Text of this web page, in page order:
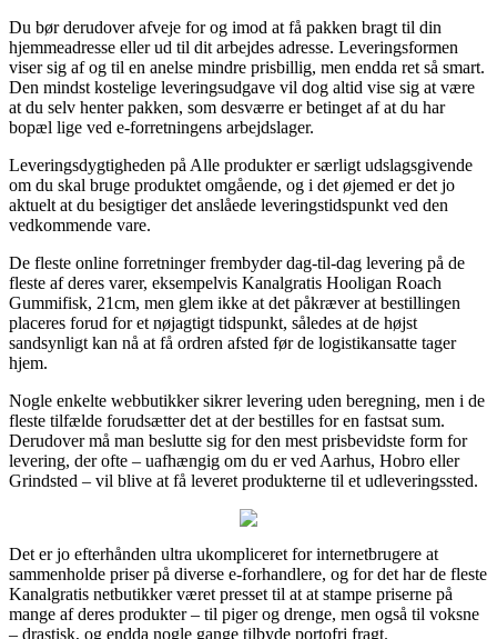
Du bør derudover afveje for og imod at få pakken bragt til din
hjemmeadresse eller ud til dit arbejdes adresse. Leveringsformen
viser sig af og til en anelse mindre prisbillig, men endda ret så smart.
Den mindst kostelige leveringsudgave vil dog altid vise sig at være
at du selv henter pakken, som desværre er betinget af at du har
bopæl lige ved e-forretningens arbejdslager.
Leveringsdygtigheden på Alle produkter er særligt udslagsgivende
om du skal bruge produktet omgående, og i det øjemed er det jo
aktuelt at du besigtiger det anslåede leveringstidspunkt ved den
vedkommende vare.
De fleste online forretninger frembyder dag-til-dag levering på de
fleste af deres varer, eksempelvis Kanalgratis Hooligan Roach
Gummifisk, 21cm, men glem ikke at det påkræver at bestillingen
placeres forud for et nøjagtigt tidspunkt, således at de højst
sandsynligt kan nå at få ordren afsted før de logistikansatte tager
hjem.
Nogle enkelte webbutikker sikrer levering uden beregning, men i de
fleste tilfælde forudsætter det at der bestilles for en fastsat sum.
Derudover må man beslutte sig for den mest prisbevidste form for
levering, der ofte – uafhængig om du er ved Aarhus, Hobro eller
Grindsted – vil blive at få leveret produkterne til et udleveringssted.
Det er jo efterhånden ultra ukompliceret for internetbrugere at
sammenholde priser på diverse e-forhandlere, og for det har de fleste
Kanalgratis netbutikker været presset til at at stampe priserne på
mange af deres produkter – til piger og drenge, men også til voksne
– drastisk, og endda nogle gange tilbyde portofri fragt.